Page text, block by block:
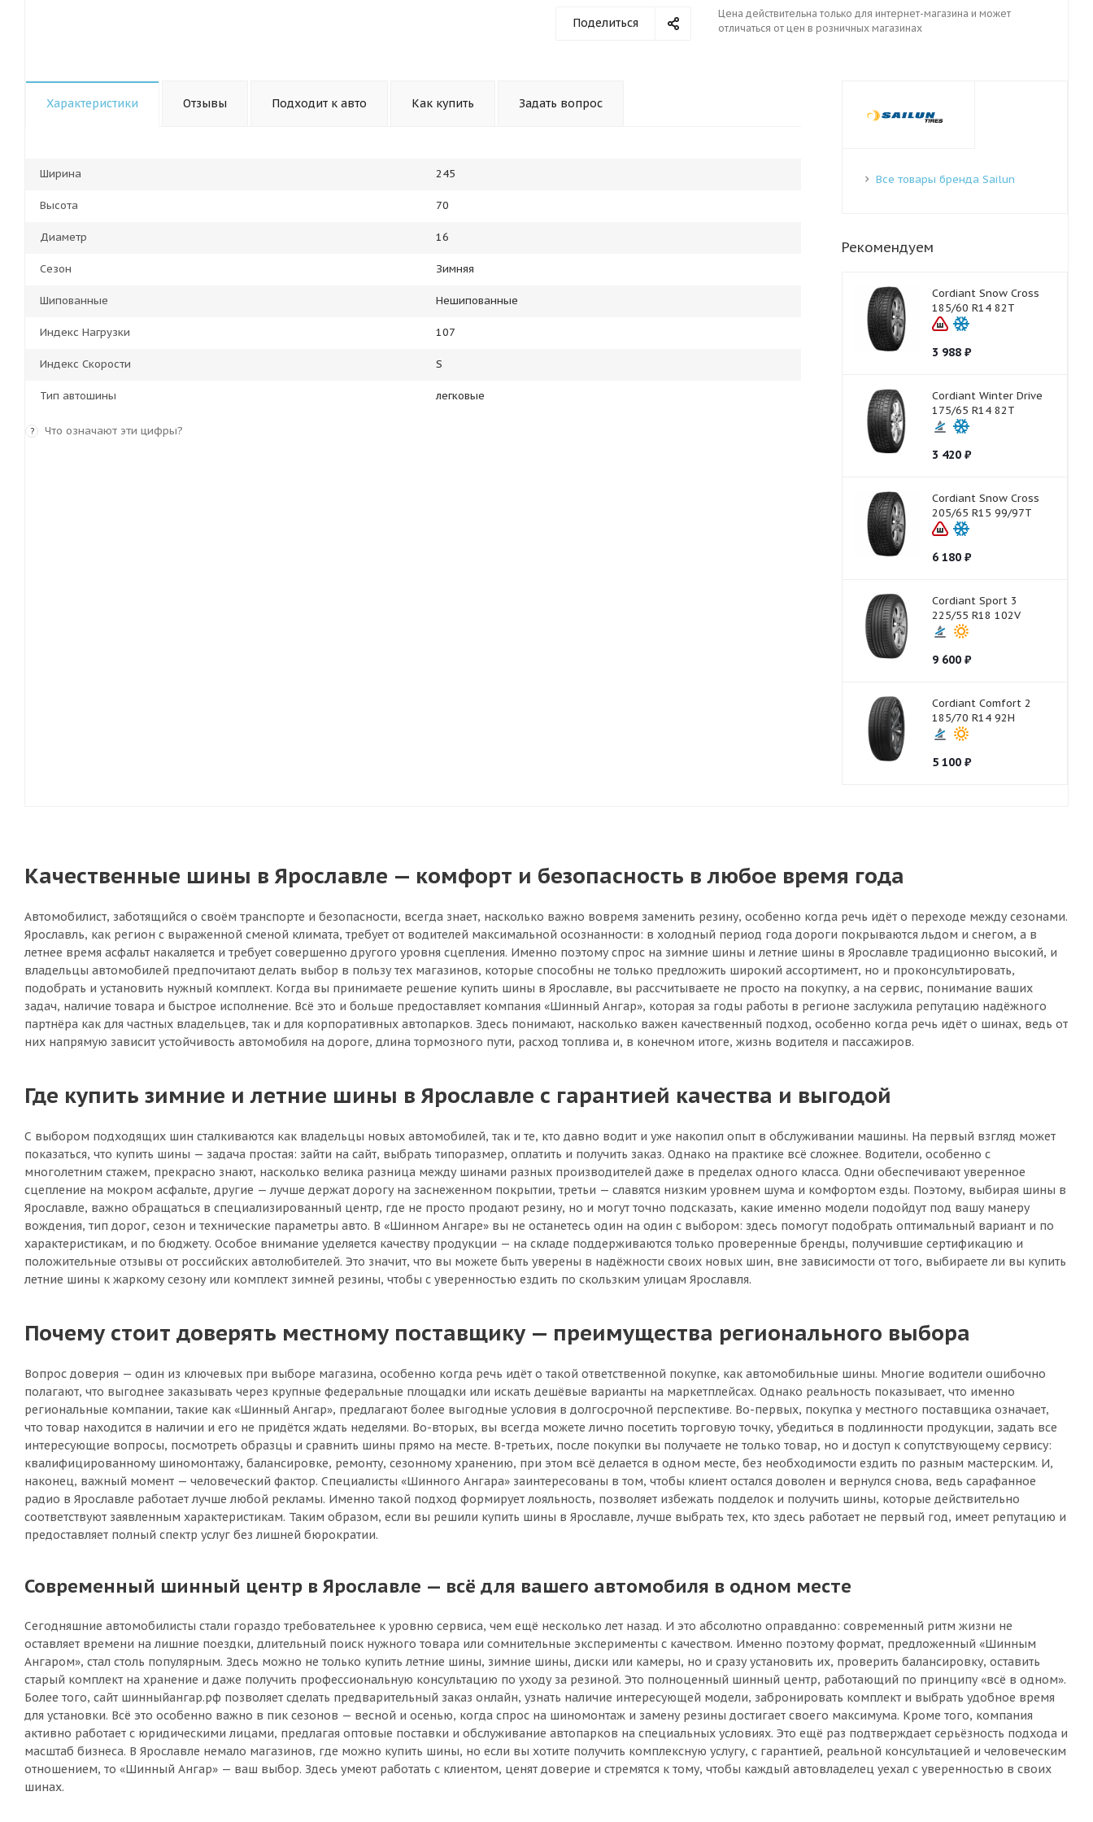
Поделиться
Цена действительна только для интернет-магазина и может
отличаться от цен в розничных магазинах
Характеристики Отзывы Подходит к авто Как купить Задать вопрос
Ширина 245
Высота 70
Диаметр 16
Сезон Зимняя
Шипованные Нешипованные
Индекс Нагрузки 107
Индекс Скорости S
Тип автошины легковые
? Что означают эти цифры?
Все товары бренда Sailun
Рекомендуем
Cordiant Snow Cross
185/60 R14 82T
3 988 ₽
Cordiant Winter Drive
175/65 R14 82T
3 420 ₽
Cordiant Snow Cross
205/65 R15 99/97T
6 180 ₽
Cordiant Sport 3
225/55 R18 102V
9 600 ₽
Cordiant Comfort 2
185/70 R14 92H
5 100 ₽
Качественные шины в Ярославле — комфорт и безопасность в любое время года
Автомобилист, заботящийся о своём транспорте и безопасности, всегда знает, насколько важно вовремя заменить резину, особенно когда речь идёт о переходе между сезонами.
Ярославль, как регион с выраженной сменой климата, требует от водителей максимальной осознанности: в холодный период года дороги покрываются льдом и снегом, а в
летнее время асфальт накаляется и требует совершенно другого уровня сцепления. Именно поэтому спрос на зимние шины и летние шины в Ярославле традиционно высокий, и
владельцы автомобилей предпочитают делать выбор в пользу тех магазинов, которые способны не только предложить широкий ассортимент, но и проконсультировать,
подобрать и установить нужный комплект. Когда вы принимаете решение купить шины в Ярославле, вы рассчитываете не просто на покупку, а на сервис, понимание ваших
задач, наличие товара и быстрое исполнение. Всё это и больше предоставляет компания «Шинный Ангар», которая за годы работы в регионе заслужила репутацию надёжного
партнёра как для частных владельцев, так и для корпоративных автопарков. Здесь понимают, насколько важен качественный подход, особенно когда речь идёт о шинах, ведь от
них напрямую зависит устойчивость автомобиля на дороге, длина тормозного пути, расход топлива и, в конечном итоге, жизнь водителя и пассажиров.
Где купить зимние и летние шины в Ярославле с гарантией качества и выгодой
С выбором подходящих шин сталкиваются как владельцы новых автомобилей, так и те, кто давно водит и уже накопил опыт в обслуживании машины. На первый взгляд может
показаться, что купить шины — задача простая: зайти на сайт, выбрать типоразмер, оплатить и получить заказ. Однако на практике всё сложнее. Водители, особенно с
многолетним стажем, прекрасно знают, насколько велика разница между шинами разных производителей даже в пределах одного класса. Одни обеспечивают уверенное
сцепление на мокром асфальте, другие — лучше держат дорогу на заснеженном покрытии, третьи — славятся низким уровнем шума и комфортом езды. Поэтому, выбирая шины в
Ярославле, важно обращаться в специализированный центр, где не просто продают резину, но и могут точно подсказать, какие именно модели подойдут под вашу манеру
вождения, тип дорог, сезон и технические параметры авто. В «Шинном Ангаре» вы не останетесь один на один с выбором: здесь помогут подобрать оптимальный вариант и по
характеристикам, и по бюджету. Особое внимание уделяется качеству продукции — на складе поддерживаются только проверенные бренды, получившие сертификацию и
положительные отзывы от российских автолюбителей. Это значит, что вы можете быть уверены в надёжности своих новых шин, вне зависимости от того, выбираете ли вы купить
летние шины к жаркому сезону или комплект зимней резины, чтобы с уверенностью ездить по скользким улицам Ярославля.
Почему стоит доверять местному поставщику — преимущества регионального выбора
Вопрос доверия — один из ключевых при выборе магазина, особенно когда речь идёт о такой ответственной покупке, как автомобильные шины. Многие водители ошибочно
полагают, что выгоднее заказывать через крупные федеральные площадки или искать дешёвые варианты на маркетплейсах. Однако реальность показывает, что именно
региональные компании, такие как «Шинный Ангар», предлагают более выгодные условия в долгосрочной перспективе. Во-первых, покупка у местного поставщика означает,
что товар находится в наличии и его не придётся ждать неделями. Во-вторых, вы всегда можете лично посетить торговую точку, убедиться в подлинности продукции, задать все
интересующие вопросы, посмотреть образцы и сравнить шины прямо на месте. В-третьих, после покупки вы получаете не только товар, но и доступ к сопутствующему сервису:
квалифицированному шиномонтажу, балансировке, ремонту, сезонному хранению, при этом всё делается в одном месте, без необходимости ездить по разным мастерским. И,
наконец, важный момент — человеческий фактор. Специалисты «Шинного Ангара» заинтересованы в том, чтобы клиент остался доволен и вернулся снова, ведь сарафанное
радио в Ярославле работает лучше любой рекламы. Именно такой подход формирует лояльность, позволяет избежать подделок и получить шины, которые действительно
соответствуют заявленным характеристикам. Таким образом, если вы решили купить шины в Ярославле, лучше выбрать тех, кто здесь работает не первый год, имеет репутацию и
предоставляет полный спектр услуг без лишней бюрократии.
Современный шинный центр в Ярославле — всё для вашего автомобиля в одном месте
Сегодняшние автомобилисты стали гораздо требовательнее к уровню сервиса, чем ещё несколько лет назад. И это абсолютно оправданно: современный ритм жизни не
оставляет времени на лишние поездки, длительный поиск нужного товара или сомнительные эксперименты с качеством. Именно поэтому формат, предложенный «Шинным
Ангаром», стал столь популярным. Здесь можно не только купить летние шины, зимние шины, диски или камеры, но и сразу установить их, проверить балансировку, оставить
старый комплект на хранение и даже получить профессиональную консультацию по уходу за резиной. Это полноценный шинный центр, работающий по принципу «всё в одном».
Более того, сайт шинныйангар.рф позволяет сделать предварительный заказ онлайн, узнать наличие интересующей модели, забронировать комплект и выбрать удобное время
для установки. Всё это особенно важно в пик сезонов — весной и осенью, когда спрос на шиномонтаж и замену резины достигает своего максимума. Кроме того, компания
активно работает с юридическими лицами, предлагая оптовые поставки и обслуживание автопарков на специальных условиях. Это ещё раз подтверждает серьёзность подхода и
масштаб бизнеса. В Ярославле немало магазинов, где можно купить шины, но если вы хотите получить комплексную услугу, с гарантией, реальной консультацией и человеческим
отношением, то «Шинный Ангар» — ваш выбор. Здесь умеют работать с клиентом, ценят доверие и стремятся к тому, чтобы каждый автовладелец уехал с уверенностью в своих
шинах.